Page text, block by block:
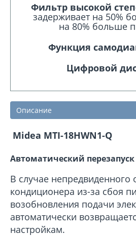
Фильтр высокой
задерживает на 50%
на 80% больше
Функция
Цифровой
Описание
Midea MTI-18HWN1-Q
Автоматический перезапуск
В случае непредвиденного
кондиционера из-за сбоя
возобновления подачи
автоматически
настройкам.